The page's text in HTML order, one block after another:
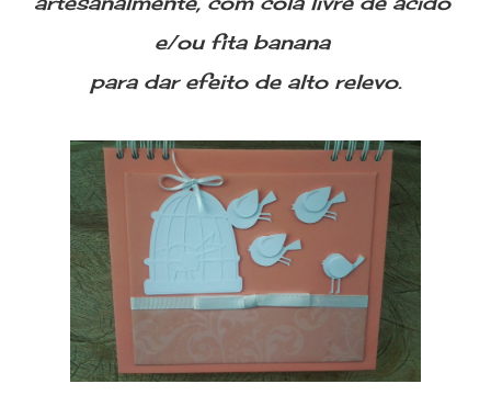
e/ou fita banana
para dar efeito de alto relevo.